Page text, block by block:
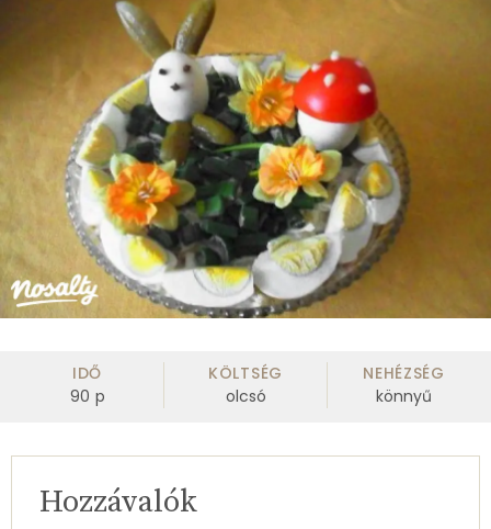
IDŐ
90 p
KÖLTSÉG
olcsó
NEHÉZSÉG
könnyű
Hozzávalók